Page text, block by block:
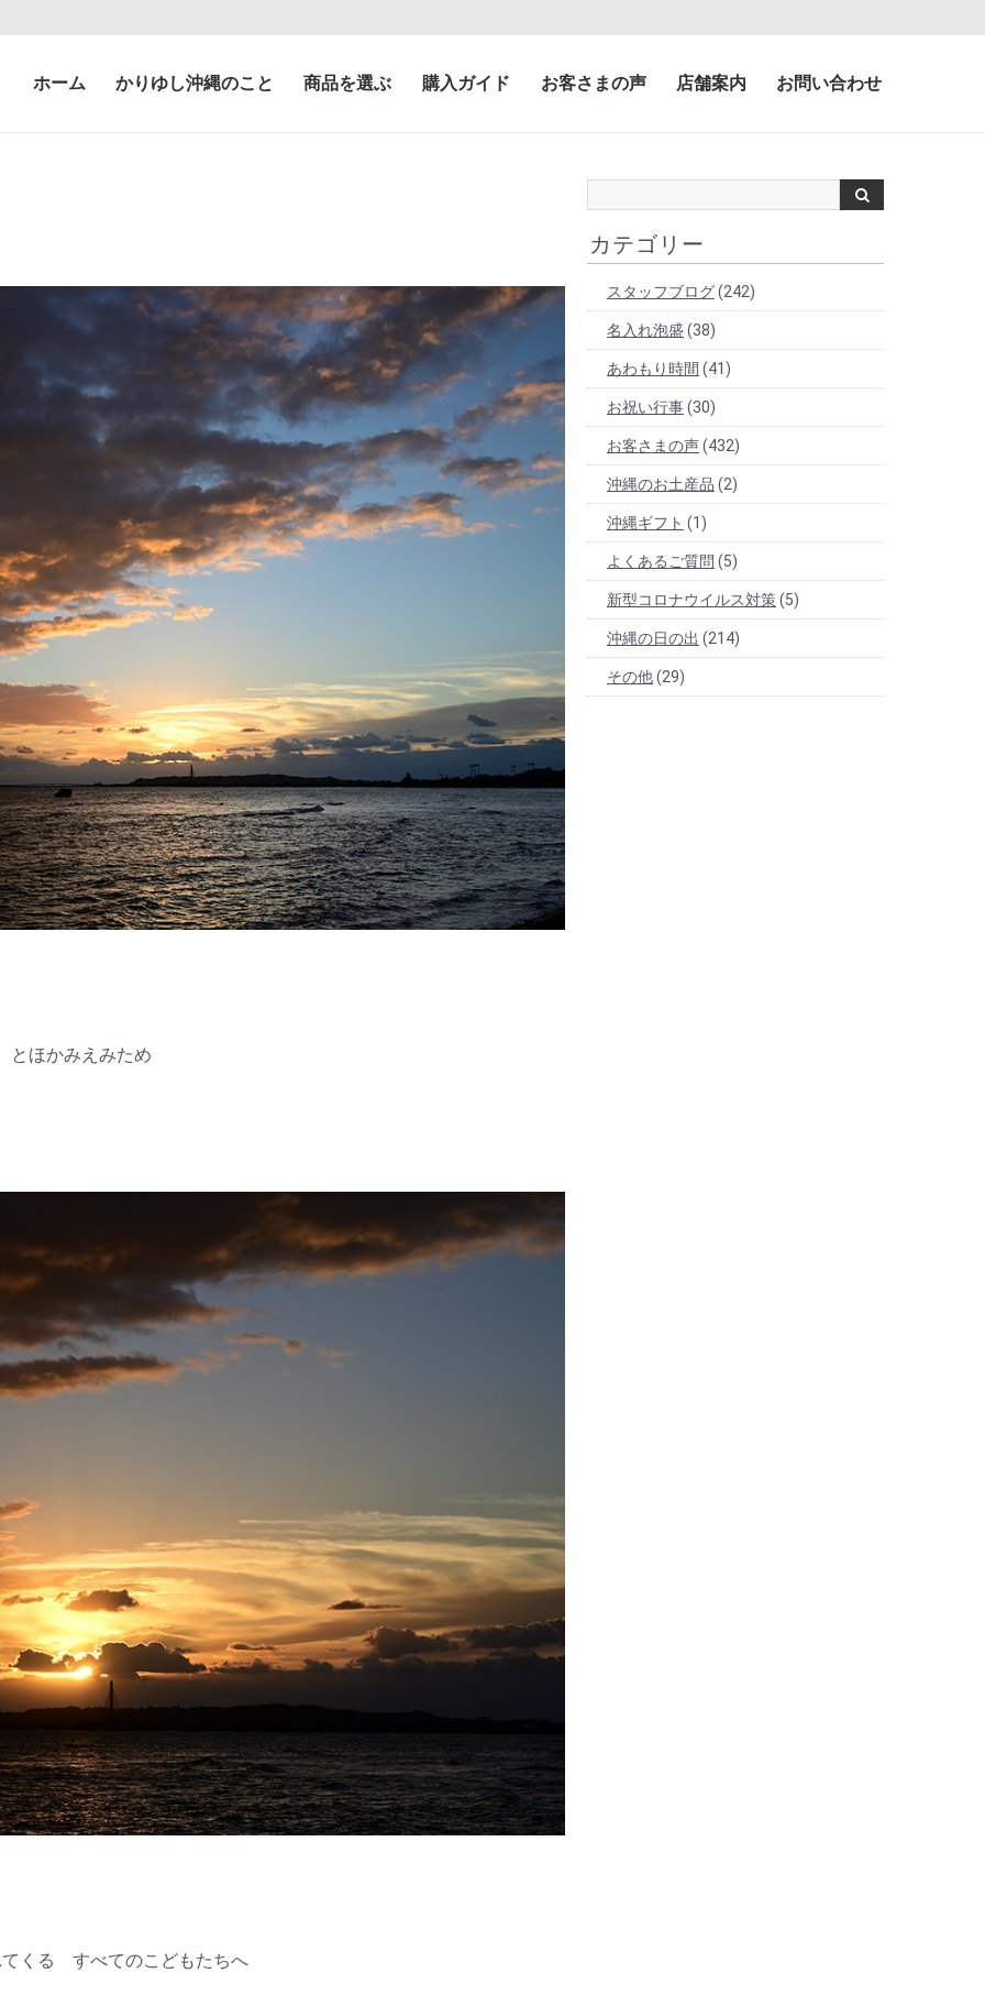
ホーム かりゆし沖縄のこと 商品を選ぶ 購入ガイド お客さまの声 店舗案内 お問い合わせ
とほかみえみため
てくる すべてのこどもたちへ
カテゴリー
スタッフブログ(242)
名入れ泡盛 (38)
あわもり時間 (41)
お祝い行事(30)
お客さまの声(432)
沖縄のお土産品 (2)
沖縄ギフト (1)
よくあるご質問 (5)
新型コロナウイルス対策(5)
沖縄の日の出 (214)
その他(29)